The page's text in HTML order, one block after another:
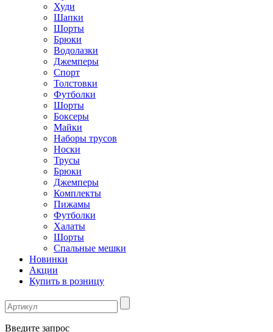
Худи
Шапки
Шорты
Брюки
Водолазки
Джемперы
Спорт
Толстовки
Футболки
Шорты
Боксеры
Майки
Наборы трусов
Носки
Трусы
Брюки
Джемперы
Комплекты
Пижамы
Футболки
Халаты
Шорты
Спальные мешки
Новинки
Акции
Купить в розницу
Введите запрос